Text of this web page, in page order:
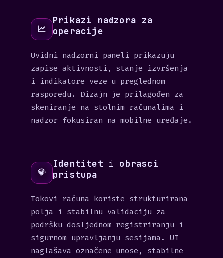
Prikazi nadzora za
operacije
Uvidni nadzorni paneli prikazuju
zapise aktivnosti, stanje izvršenja
i indikatore veze u preglednom
rasporedu. Dizajn je prilagođen za
skeniranje na stolnim računalima i
nadzor fokusiran na mobilne uređaje.
Identitet i obrasci
pristupa
Tokovi računa koriste strukturirana
polja i stabilnu validaciju za
podršku dosljednom registriranju i
sigurnom upravljanju sesijama. UI
naglašava označene unose, stabilne